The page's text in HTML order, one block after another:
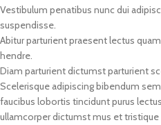
Vestibulum penatibus nunc dui
suspendisse.
Abitur parturient praesent lectus
hendre.
Diam parturient dictumst parturient
Scelerisque adipiscing bibendum
faucibus lobortis tincidunt purus
ullamcorper dictumst mus et